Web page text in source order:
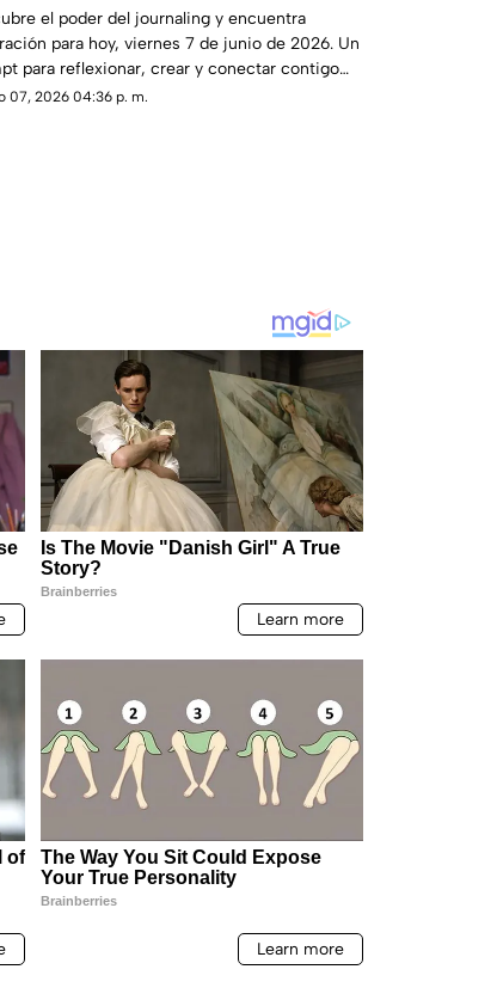
journal prompt y termina tu día
de gratitud
el poder del journaling y encuentra
para hoy, viernes 7 de junio de 2026. Un
para reflexionar, crear y conectar contigo
07, 2026 04:36 p. m.